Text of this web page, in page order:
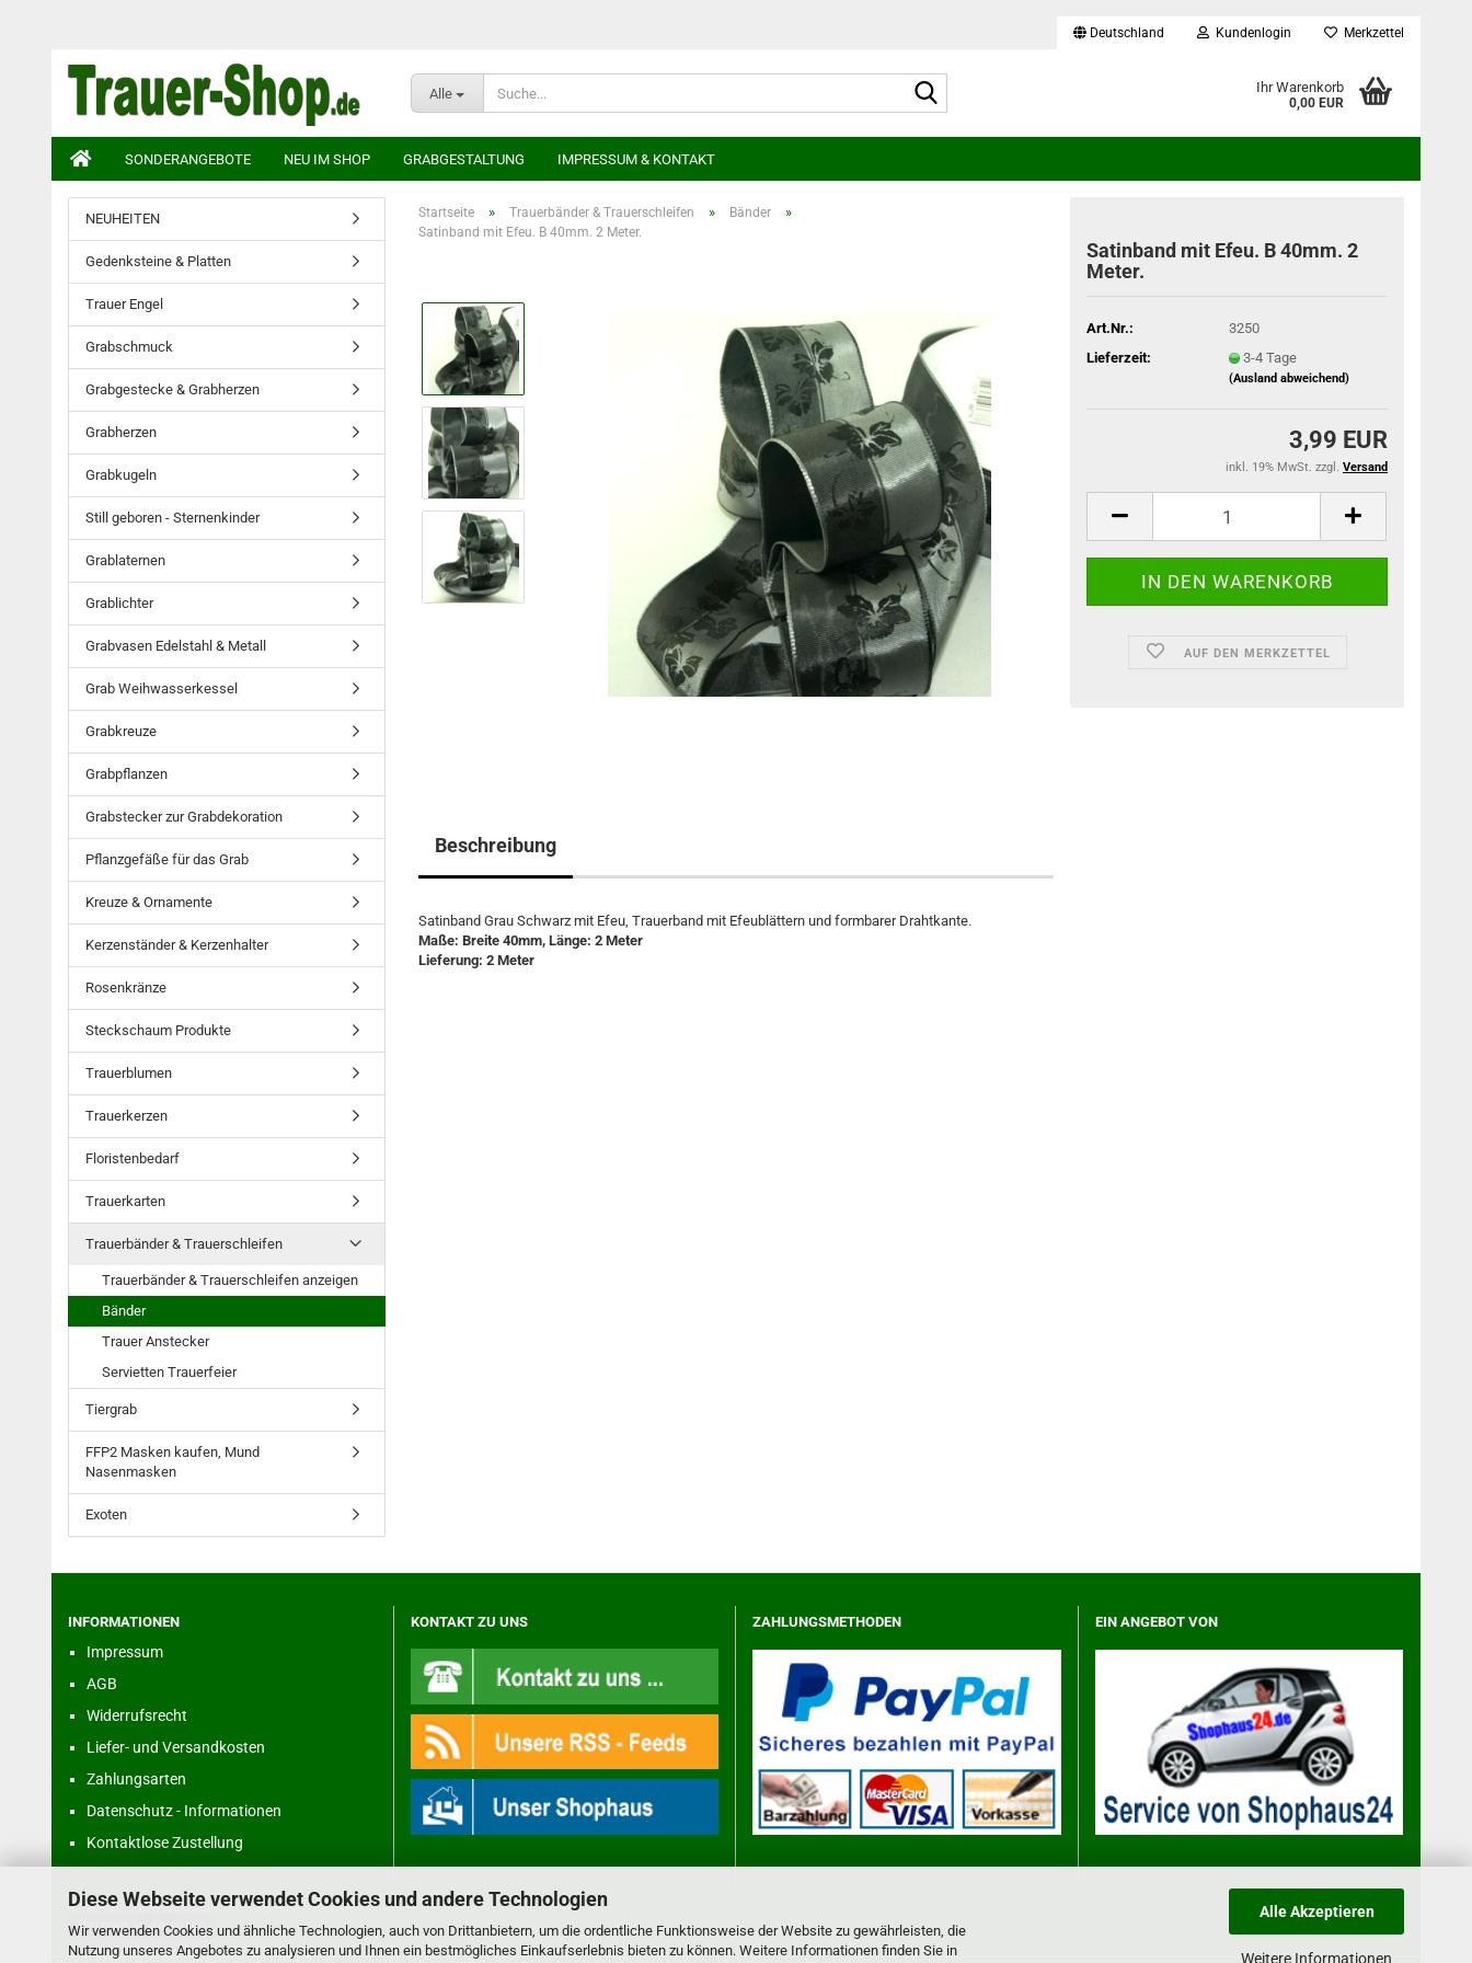
Diese Webseite verwendet Cookies und andere Technologien
Wir verwenden Cookies und ähnliche Technologien, auch von Drittanbietern, um die ordentliche Funktionsweise der Website zu gewährleisten, die
Nutzung unseres Angebotes zu analysieren und Ihnen ein bestmögliches Einkaufserlebnis bieten zu können. Weitere Informationen finden Sie in
Alle Akzeptieren
Weitere Informationen
Deutschland Kundenlogin Merkzettel
Alle Ihr Warenkorb
0,00 EUR
SONDERANGEBOTE NEU IM SHOP GRABGESTALTUNG IMPRESSUM & KONTAKT
Startseite » Trauerbänder & Trauerschleifen » Bänder »
Satinband mit Efeu. B 40mm. 2 Meter.
Satinband mit Efeu. B 40mm. 2
Meter.
Art.Nr.:
3250
Lieferzeit:
3-4 Tage
(Ausland abweichend)
3,99 EUR
inkl. 19% MwSt. zzgl. Versand
AUF DEN MERKZETTEL
Beschreibung
Satinband Grau Schwarz mit Efeu, Trauerband mit Efeublättern und formbarer Drahtkante.
Maße: Breite 40mm, Länge: 2 Meter
Lieferung: 2 Meter
NEUHEITEN
Gedenksteine & Platten
Trauer Engel
Grabschmuck
Grabgestecke & Grabherzen
Grabherzen
Grabkugeln
Still geboren - Sternenkinder
Grablaternen
Grablichter
Grabvasen Edelstahl & Metall
Grab Weihwasserkessel
Grabkreuze
Grabpflanzen
Grabstecker zur Grabdekoration
Pflanzgefäße für das Grab
Kreuze & Ornamente
Kerzenständer & Kerzenhalter
Rosenkränze
Steckschaum Produkte
Trauerblumen
Trauerkerzen
Floristenbedarf
Trauerkarten
Trauerbänder & Trauerschleifen
Trauerbänder & Trauerschleifen anzeigen
Bänder
Trauer Anstecker
Servietten Trauerfeier
Tiergrab
FFP2 Masken kaufen, Mund
Nasenmasken
Exoten
INFORMATIONEN
Impressum
AGB
Widerrufsrecht
Liefer- und Versandkosten
Zahlungsarten
Datenschutz - Informationen
Kontaktlose Zustellung
KONTAKT ZU UNS ZAHLUNGSMETHODEN EIN ANGEBOT VON
Vertrag widerrufen